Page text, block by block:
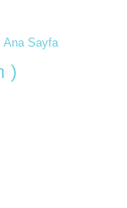
Ana Sayfa
)